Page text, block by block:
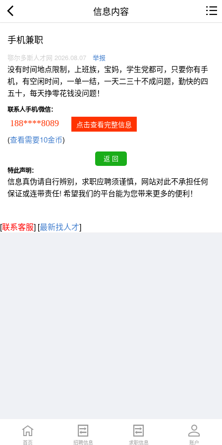
信息内容
手机兼职
鄂尔多斯人才网 2026.08.07 举报
没有时间地点限制，上班族，宝妈，学生党都可，只要你有手
机，有空闲时间，一单一结，一天二三十不成问题，勤快的四
五十，每天挣零花钱没问题！
联系人手机/微信：
188****8089 点击查看完整信息
(查看需要10金币)
特此声明：
信息真伪请自行辨别，求职应聘须谨慎，网站对此不承担任何
保证或连带责任! 希望我们的平台能为您带来更多的便利！
[联系客服] [最新找人才]
首页 招聘信息 求职信息 账户